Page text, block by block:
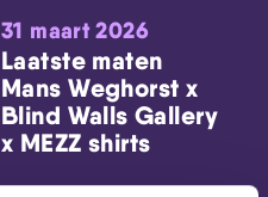
31 maart 2026
Laatste maten
Mans Weghorst x
Blind Walls Gallery
x MEZZ shirts